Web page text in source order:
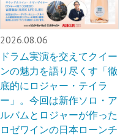
2026.08.06
ドラム実演を交えてクイー
ンの魅力を語り尽くす「徹
底的にロジャー・テイラ
ー」。今回は新作ソロ・ア
ルバムとロジャーが作った
ロゼワインの日本ローンチ